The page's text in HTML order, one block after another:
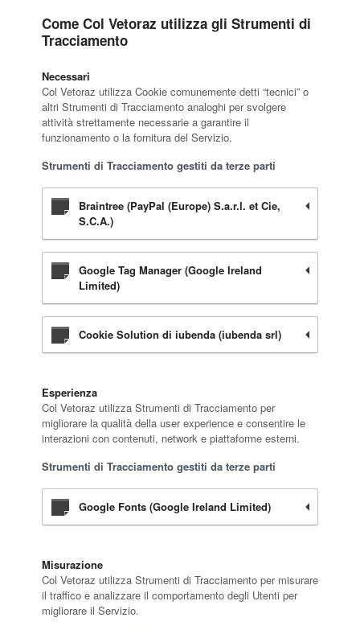
Come Col Vetoraz utilizza gli Strumenti di
Tracciamento
Necessari
Col Vetoraz utilizza Cookie comunemente detti “tecnici” o
altri Strumenti di Tracciamento analoghi per svolgere
attività strettamente necessarie a garantire il
funzionamento o la fornitura del Servizio.
Strumenti di Tracciamento gestiti da terze parti
Braintree (PayPal (Europe) S.a.r.l. et Cie,
S.C.A.)
Google Tag Manager (Google Ireland
Limited)
Cookie Solution di iubenda (iubenda srl)
Esperienza
Col Vetoraz utilizza Strumenti di Tracciamento per
migliorare la qualità della user experience e consentire le
interazioni con contenuti, network e piattaforme esterni.
Strumenti di Tracciamento gestiti da terze parti
Google Fonts (Google Ireland Limited)
Misurazione
Col Vetoraz utilizza Strumenti di Tracciamento per misurare
il traffico e analizzare il comportamento degli Utenti per
migliorare il Servizio.